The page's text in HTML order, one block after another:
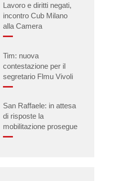
Lavoro e diritti negati,
incontro Cub Milano
alla Camera
Tim: nuova
contestazione per il
segretario Flmu Vivoli
San Raffaele: in attesa
di risposte la
mobilitazione prosegue